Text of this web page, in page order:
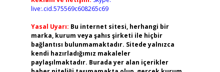
live:.cid.575569c608265c69
Yasal Uyarı: Bu internet sitesi, herhangi bir
marka, kurum veya şahıs şirketi ile hiçbir
bağlantısı bulunmamaktadır. Sitede yalnızca
kendi hazırladığımız makaleler
paylaşılmaktadır. Burada yer alan içerikler